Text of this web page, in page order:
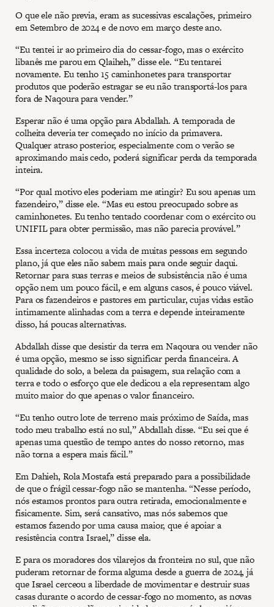
O que ele não previa, eram as sucessivas escalações, primeiro
em Setembro de 2024 e de novo em março deste ano.
“Eu tentei ir ao primeiro dia do cessar-fogo, mas o exército
libanês me parou em Qlaiheh,” disse ele. “Eu tentarei
novamente. Eu tenho 15 caminhonetes para transportar
produtos que poderão estragar se eu não transportá-los para
fora de Naqoura para vender.”
Esperar não é uma opção para Abdallah. A temporada de
colheita deveria ter começado no início da primavera.
Qualquer atraso posterior, especialmente com o verão se
aproximando mais cedo, poderá significar perda da temporada
inteira.
“Por qual motivo eles poderiam me atingir? Eu sou apenas um
fazendeiro,” disse ele. “Mas eu estou preocupado sobre as
caminhonetes. Eu tenho tentado coordenar com o exército ou
UNIFIL para obter permissão, mas não parecia provável.”
Essa incerteza colocou a vida de muitas pessoas em segundo
plano, já que eles não sabem mais para onde seguir daqui.
Retornar para suas terras e meios de subsistência não é uma
opção nem um pouco fácil, e em alguns casos, é pouco viável.
Para os fazendeiros e pastores em particular, cujas vidas estão
intimamente alinhadas com a terra e depende inteiramente
disso, há poucas alternativas.
Abdallah disse que desistir da terra em Naqoura ou vender não
é uma opção, mesmo se isso significar perda financeira. A
qualidade do solo, a beleza da paisagem, sua relação com a
terra e todo o esforço que ele dedicou a ela representam algo
muito maior do que apenas o valor financeiro.
“Eu tenho outro lote de terreno mais próximo de Saída, mas
todo meu trabalho está no sul,” Abdallah disse. “Eu sei que é
apenas uma questão de tempo antes do nosso retorno, mas
não torna a espera mais fácil.”
Em Dahieh, Rola Mostafa está preparado para a possibilidade
de que o frágil cessar-fogo não se mantenha. “Nesse período,
nós estamos prontos para outra retirada, emocionalmente e
fisicamente. Sim, será cansativo, mas nós sabemos que
estamos fazendo por uma causa maior, que é apoiar a
resistência contra Israel,” disse ela.
E para os moradores dos vilarejos da fronteira no sul, que não
puderam retornar de forma alguma desde a guerra de 2024, já
que Israel cerceou a liberdade de movimentar e destruir suas
casas durante o acordo de cessar-fogo no momento, as novas